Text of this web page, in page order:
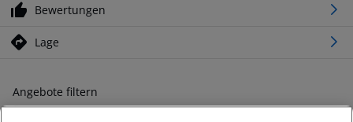
Bewertungen
Lage
Angebote filtern
Ändern Sie Ihre Kriterien nach Ihren Wünschen